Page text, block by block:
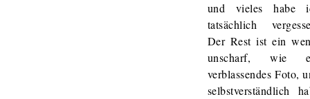
und vieles habe
tatsächlich
Der Rest ist ein
unscharf, wie
verblassendes Foto,
selbstverständlich